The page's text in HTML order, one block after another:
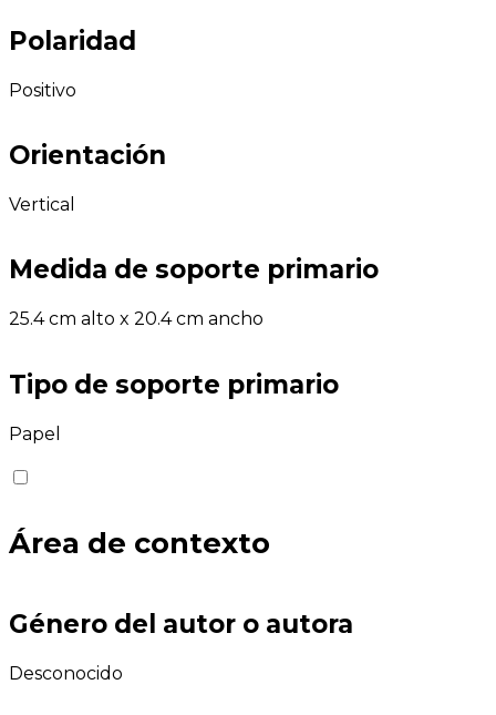
Polaridad
Positivo
Orientación
Vertical
Medida de soporte primario
25.4 cm alto x 20.4 cm ancho
Tipo de soporte primario
Papel
Área de contexto
Género del autor o autora
Desconocido